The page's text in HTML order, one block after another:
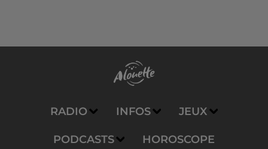
RADIO INFOS JEUX
PODCASTS HOROSCOPE